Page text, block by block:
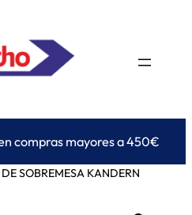
compras mayores a 450€
SOBREMESA KANDERN